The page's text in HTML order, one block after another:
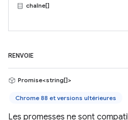
chaîne[]
RENVOIE
Promise<string[]>
Chrome 88 et versions ultérieures
Les promesses ne sont